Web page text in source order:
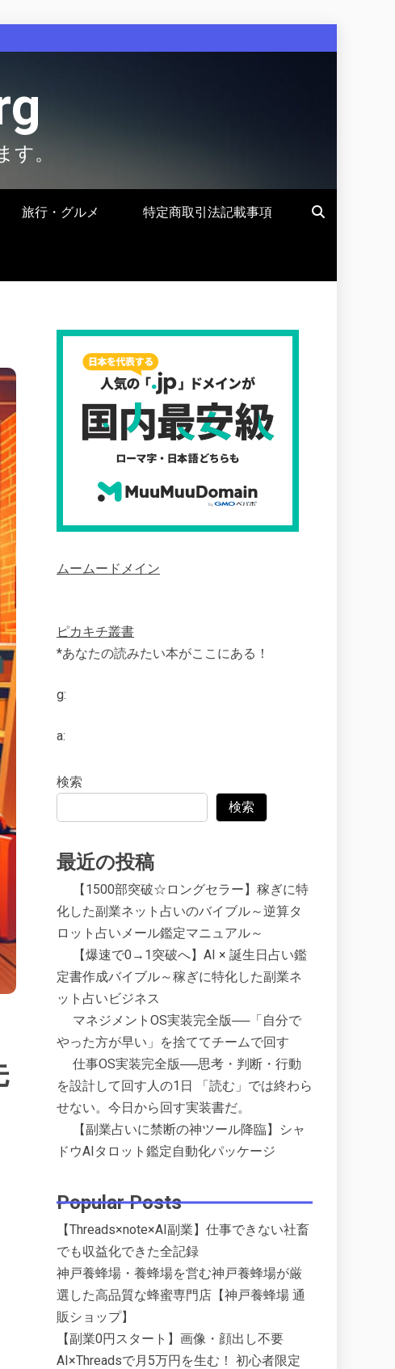
。
旅行・グルメ 特定商取引法記載事項
ムームードメイン
ピカキチ叢書
*あなたの読みたい本がここにある！
g:
a:
検索
検索
最近の投稿
【1500部突破☆ロングセラー】稼ぎに特
化した副業ネット占いのバイブル～逆算タ
ロット占いメール鑑定マニュアル～
【爆速で0→1突破へ】AI × 誕生日占い鑑
定書作成バイブル～稼ぎに特化した副業ネ
ット占いビジネス
マネジメントOS実装完全版──「自分で
やった方が早い」を捨ててチームで回す
仕事OS実装完全版──思考・判断・行動
を設計して回す人の1日 「読む」では終わら
せない。今日から回す実装書だ。
【副業占いに禁断の神ツール降臨】シャ
ドウAIタロット鑑定自動化パッケージ
Popular Posts
【Threads×note×AI副業】仕事できない社畜
でも収益化できた全記録
神戸養蜂場・養蜂場を営む神戸養蜂場が厳
選した高品質な蜂蜜専門店【神戸養蜂場 通
販ショップ】
【副業0円スタート】画像・顔出し不要
AI×Threadsで月5万円を生む！ 初心者限定